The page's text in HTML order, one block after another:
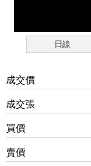
日線
成交價
成交張
買價
賣價